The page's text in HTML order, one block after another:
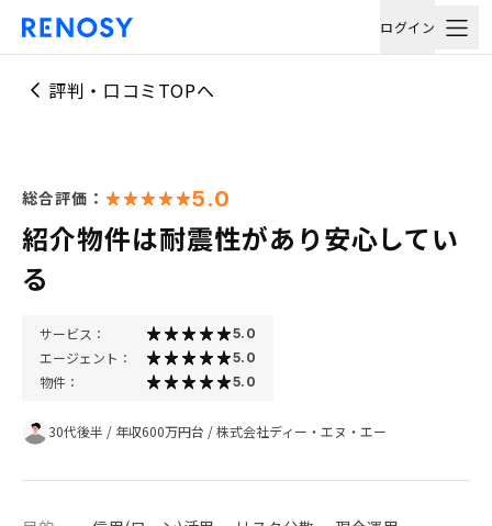
ログイン
評判・口コミTOPへ
総合評価： 5.0
紹介物件は耐震性があり安心してい
る
サービス： 5.0
エージェント： 5.0
物件： 5.0
30代後半 / 年収600万円台 /株式会社ディー・エヌ・エー